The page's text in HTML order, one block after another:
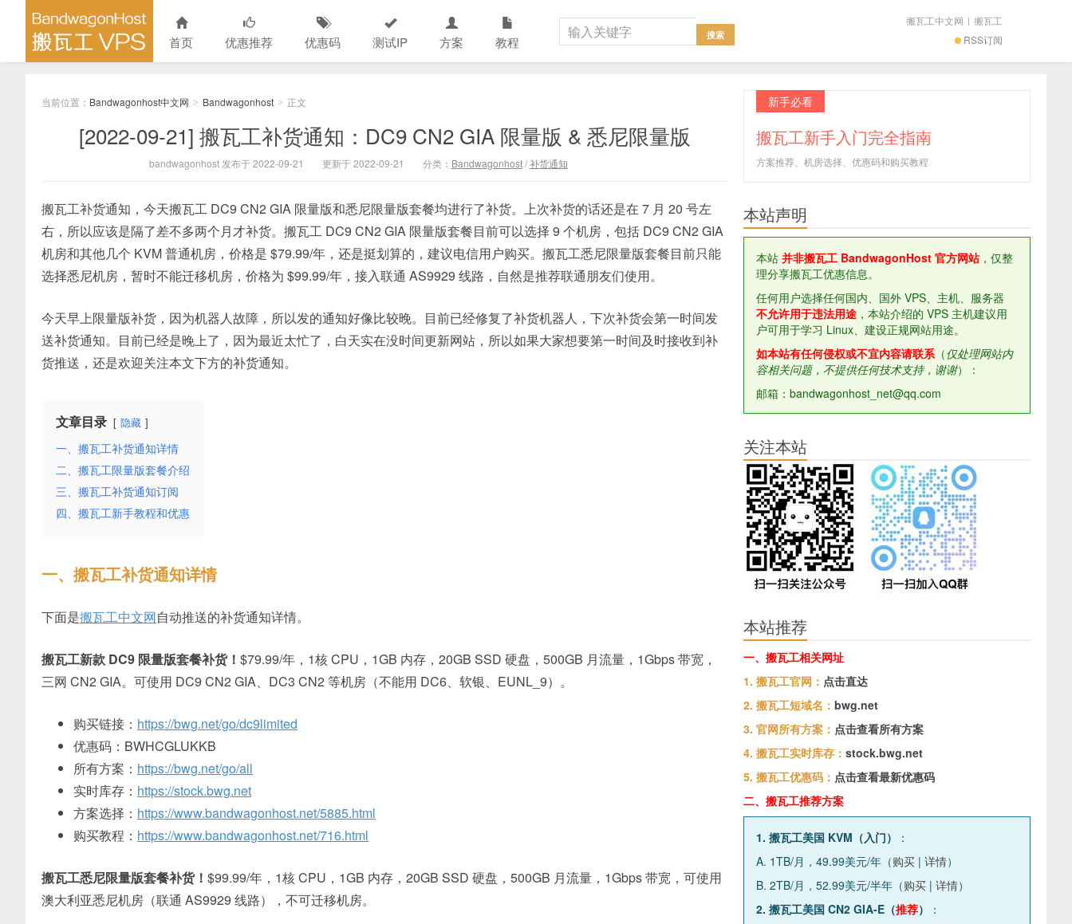
首页 优惠推荐 优惠码 测试IP 方案 教程 RSS订阅
搬瓦工中文网 | 搬瓦工
当前位置： Bandwagonhost中文网 > Bandwagonhost > 正文
[2022-09-21] 搬瓦工补货通知：DC9 CN2 GIA 限量版 & 悉尼限量版
bandwagonhost 发布于 2022-09-21 更新于 2022-09-21 分类： Bandwagonhost/补货通知
搬瓦工补货通知，今天搬瓦工 DC9 CN2 GIA 限量版和悉尼限量版套餐均进行了补货。上次补货的话还是在 7 月 20 号左
右，所以应该是隔了差不多两个月才补货。搬瓦工 DC9 CN2 GIA 限量版套餐目前可以选择 9 个机房，包括 DC9 CN2 GIA
机房和其他几个 KVM 普通机房，价格是 $79.99/年，还是挺划算的，建议电信用户购买。搬瓦工悉尼限量版套餐目前只能
选择悉尼机房，暂时不能迁移机房，价格为 $99.99/年，接入联通 AS9929 线路，自然是推荐联通朋友们使用。
今天早上限量版补货，因为机器人故障，所以发的通知好像比较晚。目前已经修复了补货机器人，下次补货会第一时间发
送补货通知。目前已经是晚上了，因为最近太忙了，白天实在没时间更新网站，所以如果大家想要第一时间及时接收到补
货推送，还是欢迎关注本文下方的补货通知。
文章目录 隐藏
一、搬瓦工补货通知详情
二、搬瓦工限量版套餐介绍
三、搬瓦工补货通知订阅
四、搬瓦工新手教程和优惠
一、搬瓦工补货通知详情
下面是搬瓦工中文网自动推送的补货通知详情。
搬瓦工新款 DC9 限量版套餐补货！ $79.99/年，1核 CPU，1GB 内存，20GB SSD 硬盘，500GB 月流量，1Gbps 带宽，
三网 CN2 GIA。可使用 DC9 CN2 GIA、DC3 CN2 等机房（不能用 DC6、软银、EUNL_9）。
购买链接： https://bwg.net/go/dc9limited
优惠码：BWHCGLUKKB
所有方案： https://bwg.net/go/all
实时库存： https://stock.bwg.net
方案选择： https://www.bandwagonhost.net/5885.html
购买教程： https://www.bandwagonhost.net/716.html
搬瓦工悉尼限量版套餐补货！ $99.99/年，1核 CPU，1GB 内存，20GB SSD 硬盘，500GB 月流量，1Gbps 带宽，可使用
澳大利亚悉尼机房（联通 AS9929 线路），不可迁移机房。
新手必看
搬瓦工新手入门完全指南
方案推荐、机房选择、优惠码和购买教程
本站声明
本站 并非搬瓦工 BandwagonHost 官方网站，仅整
理分享搬瓦工优惠信息。
任何用户选择任何国内、国外 VPS、主机、服务器
不允许用于违法用途 ，本站介绍的 VPS 主机建议用
户可用于学习 Linux、建设正规网站用途。
如本站有任何侵权或不宜内容请联系（仅处理网站内
容相关问题，不提供任何技术支持，谢谢）：
邮箱：bandwagonhost_net@qq.com
关注本站
本站推荐
一、搬瓦工相关网址
1. 搬瓦工官网： 点击直达
2. 搬瓦工短域名： bwg.net
3. 官网所有方案： 点击查看所有方案
4. 搬瓦工实时库存： stock.bwg.net
5. 搬瓦工优惠码： 点击查看最新优惠码
二、搬瓦工推荐方案
1. 搬瓦工美国 KVM（入门）
：
A. 1TB/月，49.99美元/年（购买 | 详情）
B. 2TB/月，52.99美元/半年（购买 | 详情）
2. 搬瓦工美国 CN2 GIA-E（推荐）
：